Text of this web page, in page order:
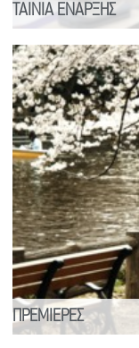
ΤΑΙΝΙΑ ΕΝΑΡΞΗΣ
ΠΡΕΜΙΕΡΕΣ